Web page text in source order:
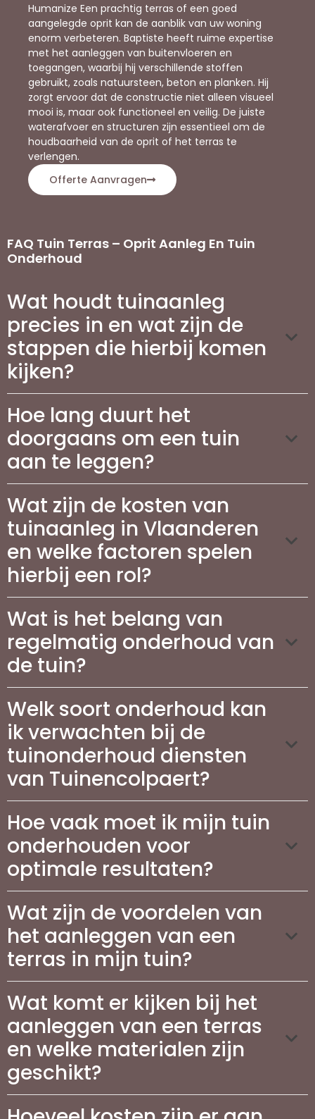
Humanize Een prachtig terras of een goed
aangelegde oprit kan de aanblik van uw woning
enorm verbeteren. Baptiste heeft ruime expertise
met het aanleggen van buitenvloeren en
toegangen, waarbij hij verschillende stoffen
gebruikt, zoals natuursteen, beton en planken. Hij
zorgt ervoor dat de constructie niet alleen visueel
mooi is, maar ook functioneel en veilig. De juiste
waterafvoer en structuren zijn essentieel om de
houdbaarheid van de oprit of het terras te
verlengen.
Offerte Aanvragen
FAQ Tuin Terras – Oprit Aanleg En Tuin
Onderhoud
Wat houdt tuinaanleg
precies in en wat zijn de
stappen die hierbij komen
kijken?
Hoe lang duurt het
doorgaans om een tuin
aan te leggen?
Wat zijn de kosten van
tuinaanleg in Vlaanderen
en welke factoren spelen
hierbij een rol?
Wat is het belang van
regelmatig onderhoud van
de tuin?
Welk soort onderhoud kan
ik verwachten bij de
tuinonderhoud diensten
van Tuinencolpaert?
Hoe vaak moet ik mijn tuin
onderhouden voor
optimale resultaten?
Wat zijn de voordelen van
het aanleggen van een
terras in mijn tuin?
Wat komt er kijken bij het
aanleggen van een terras
en welke materialen zijn
geschikt?